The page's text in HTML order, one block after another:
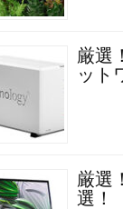
厳選
ット
厳選
選！